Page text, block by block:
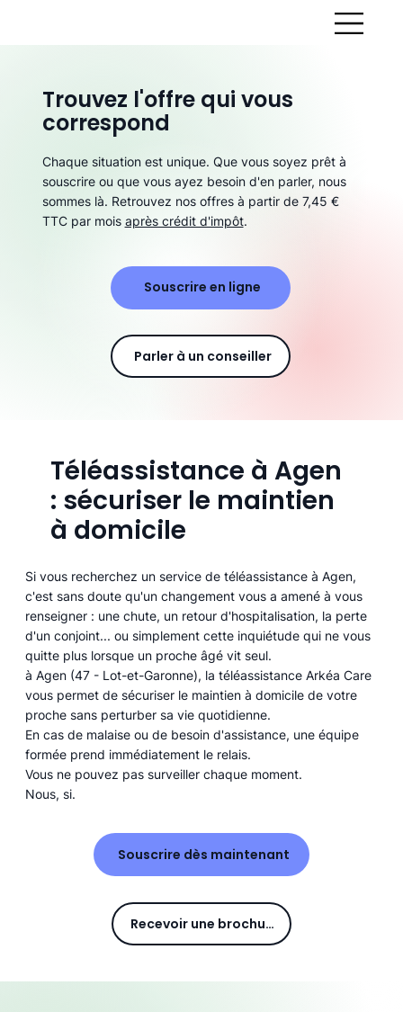
Téléassistance à Agen
: sécuriser le maintien
à domicile
Si vous recherchez un service de téléassistance à Agen,
c'est sans doute qu'un changement vous a amené à vous
renseigner : une chute, un retour d'hospitalisation, la perte
d'un conjoint... ou simplement cette inquiétude qui ne vous
quitte plus lorsque un proche âgé vit seul.
à Agen (47 - Lot-et-Garonne), la téléassistance Arkéa Care
vous permet de sécuriser le maintien à domicile de votre
proche sans perturber sa vie quotidienne.
En cas de malaise ou de besoin d'assistance, une équipe
formée prend immédiatement le relais.
Vous ne pouvez pas surveiller chaque moment.
Nous, si.
Souscrire dès maintenant
Recevoir une brochure
Trouvez l'offre qui vous
correspond
Chaque situation est unique. Que vous soyez prêt à
souscrire ou que vous ayez besoin d'en parler, nous
sommes là. Retrouvez nos offres à partir de 7,45 €
TTC par mois après crédit d'impôt.
Souscrire en ligne
Parler à un conseiller